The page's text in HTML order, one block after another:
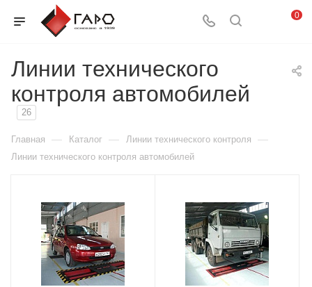
0
Линии технического
контроля автомобилей
26
Главная — Каталог — Линии технического контроля —
Линии технического контроля автомобилей